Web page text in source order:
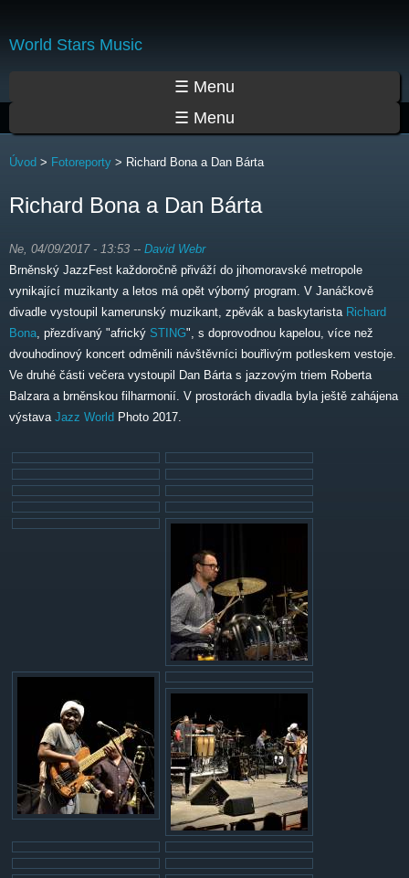
World Stars Music
☰ Menu
☰ Menu
Jste zde
Úvod > Fotoreporty > Richard Bona a Dan Bárta
Richard Bona a Dan Bárta
Ne, 04/09/2017 - 13:53 -- David Webr
Brněnský JazzFest každoročně přiváží do jihomoravské metropole
vynikající muzikanty a letos má opět výborný program. V Janáčkově
divadle vystoupil kamerunský muzikant, zpěvák a baskytarista Richard
Bona , přezdívaný "africký STING", s doprovodnou kapelou, více než
dvouhodinový koncert odměnili návštěvníci bouřlivým potleskem vestoje.
Ve druhé části večera vystoupil Dan Bárta s jazzovým triem Roberta
Balzara a brněnskou filharmonií. V prostorách divadla byla ještě zahájena
výstava Jazz World Photo 2017.